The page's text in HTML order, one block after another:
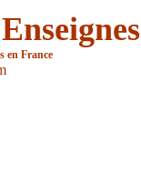
en France